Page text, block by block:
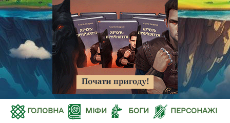
ГОЛОВНА МІФИ БОГИ ПЕРСОНАЖІ